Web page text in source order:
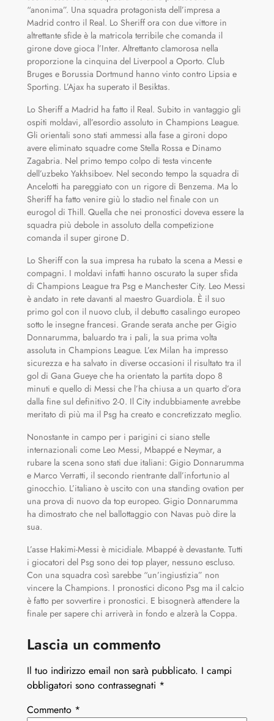
“anonima”. Una squadra protagonista dell’impresa a
Madrid contro il Real. Lo Sheriff ora con due vittore in
altrettante sfide è la matricola terribile che comanda il
girone dove gioca l’Inter. Altrettanto clamorosa nella
proporzione la cinquina del Liverpool a Oporto. Club
Bruges e Borussia Dortmund hanno vinto contro Lipsia e
Sporting. L’Ajax ha superato il Besiktas.
Lo Sheriff a Madrid ha fatto il Real. Subito in vantaggio gli
ospiti moldavi, all’esordio assoluto in Champions League.
Gli orientali sono stati ammessi alla fase a gironi dopo
avere eliminato squadre come Stella Rossa e Dinamo
Zagabria. Nel primo tempo colpo di testa vincente
dell’uzbeko Yakhsiboev. Nel secondo tempo la squadra di
Ancelotti ha pareggiato con un rigore di Benzema. Ma lo
Sheriff ha fatto venire giù lo stadio nel finale con un
eurogol di Thill. Quella che nei pronostici doveva essere la
squadra più debole in assoluto della competizione
comanda il super girone D.
Lo Sheriff con la sua impresa ha rubato la scena a Messi e
compagni. I moldavi infatti hanno oscurato la super sfida
di Champions League tra Psg e Manchester City. Leo Messi
è andato in rete davanti al maestro Guardiola. È il suo
primo gol con il nuovo club, il debutto casalingo europeo
sotto le insegne francesi. Grande serata anche per Gigio
Donnarumma, baluardo tra i pali, la sua prima volta
assoluta in Champions League. L’ex Milan ha impresso
sicurezza e ha salvato in diverse occasioni il risultato tra il
gol di Gana Gueye che ha orientato la partita dopo 8
minuti e quello di Messi che l’ha chiusa a un quarto d’ora
dalla fine sul definitivo 2-0. Il City indubbiamente avrebbe
meritato di più ma il Psg ha creato e concretizzato meglio.
Nonostante in campo per i parigini ci siano stelle
internazionali come Leo Messi, Mbappé e Neymar, a
rubare la scena sono stati due italiani: Gigio Donnarumma
e Marco Verratti, il secondo rientrante dall’infortunio al
ginocchio. L’italiano è uscito con una standing ovation per
una prova di nuovo da top europeo. Gigio Donnarumma
ha dimostrato che nel ballottaggio con Navas può dire la
sua.
L’asse Hakimi-Messi è micidiale. Mbappé è devastante. Tutti
i giocatori del Psg sono dei top player, nessuno escluso.
Con una squadra così sarebbe “un’ingiustizia” non
vincere la Champions. I pronostici dicono Psg ma il calcio
è fatto per sovvertire i pronostici. E bisognerà attendere la
finale per sapere chi arriverà in fondo e alzerà la Coppa.
Lascia un commento
Il tuo indirizzo email non sarà pubblicato. I campi
obbligatori sono contrassegnati *
Commento *